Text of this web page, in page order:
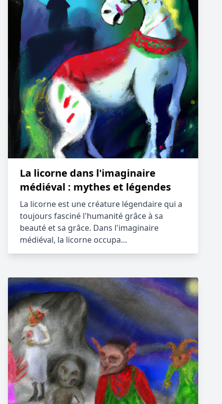
La licorne dans l'imaginaire
médiéval : mythes et légendes
La licorne est une créature légendaire qui a
toujours fasciné l'humanité grâce à sa
beauté et sa grâce. Dans l'imaginaire
médiéval, la licorne occupa…